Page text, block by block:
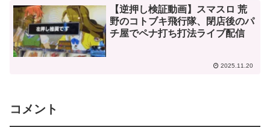
【逆押し検証動画】スマスロ 荒
野のコトブキ飛行隊、閉店後のパ
チ屋でペナ打ち打法ライブ配信
2025.11.20
コメント